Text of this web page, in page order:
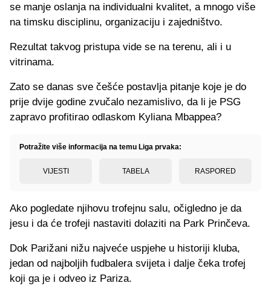
se manje oslanja na individualni kvalitet, a mnogo više
na timsku disciplinu, organizaciju i zajedništvo.
Rezultat takvog pristupa vide se na terenu, ali i u
vitrinama.
Zato se danas sve češće postavlja pitanje koje je do
prije dvije godine zvučalo nezamislivo, da li je PSG
zapravo profitirao odlaskom Kyliana Mbappea?
Potražite više informacija na temu Liga prvaka:
VIJESTI TABELA RASPORED
Ako pogledate njihovu trofejnu salu, očigledno je da
jesu i da će trofeji nastaviti dolaziti na Park Prinčeva.
Dok Parižani nižu najveće uspjehe u historiji kluba,
jedan od najboljih fudbalera svijeta i dalje čeka trofej
koji ga je i odveo iz Pariza.